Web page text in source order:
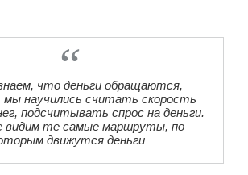
что деньги обращаются,
научились считать скорость
подсчитывать спрос на деньги.
видим те самые маршруты, по
движутся деньги